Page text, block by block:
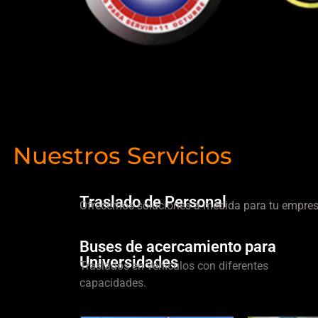
Nuestros Servicios
Traslado de Personal
Ofrecemos soluciones a medida para tu
Buses de acercamiento para
Universidades
Traslados en vehículos con diferentes
capacidades.